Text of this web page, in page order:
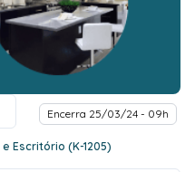
Encerra 25/03/24 - 09h
Escritório (K-1205)